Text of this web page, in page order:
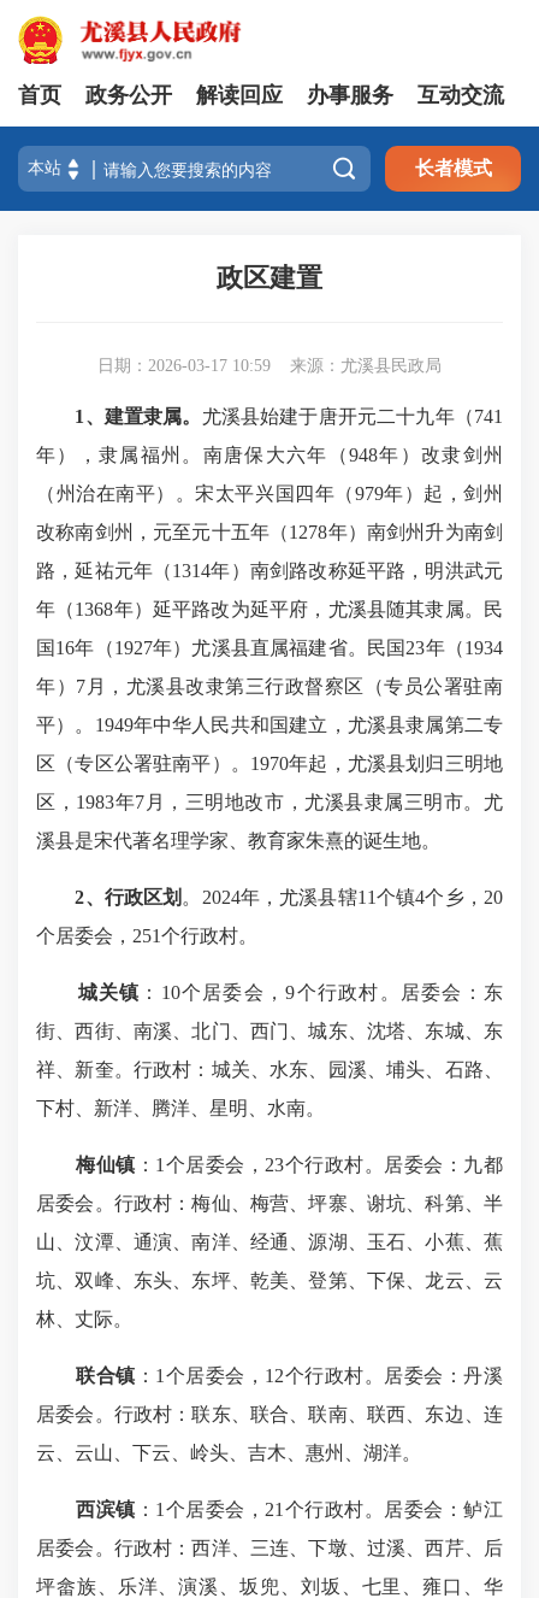
首页 政务公开 解读回应 办事服务 互动交流
 长者模式
政区建置
日期：2026-03-17 10:59 来源：尤溪县民政局
1、建置隶属。 尤溪县始建于唐开元二十九年（741
年），隶属福州。南唐保大六年（948年）改隶剑州
（州治在南平）。宋太平兴国四年（979年）起，剑州
改称南剑州，元至元十五年（1278年）南剑州升为南剑
路，延祐元年（1314年）南剑路改称延平路，明洪武元
年（1368年）延平路改为延平府，尤溪县随其隶属。民
国16年（1927年）尤溪县直属福建省。民国23年（1934
年）7月，尤溪县改隶第三行政督察区（专员公署驻南
平）。1949年中华人民共和国建立，尤溪县隶属第二专
区（专区公署驻南平）。1970年起，尤溪县划归三明地
区，1983年7月，三明地改市，尤溪县隶属三明市。尤
溪县是宋代著名理学家、教育家朱熹的诞生地。
2、行政区划 。2024年，尤溪县辖11个镇4个乡，20
个居委会，251个行政村。
城关镇 ：10个居委会，9个行政村。居委会：东
街、西街、南溪、北门、西门、城东、沈塔、东城、东
祥、新奎。行政村：城关、水东、园溪、埔头、石路、
下村、新洋、腾洋、星明、水南。
梅仙镇 ：1个居委会，23个行政村。居委会：九都
居委会。行政村：梅仙、梅营、坪寨、谢坑、科第、半
山、汶潭、通演、南洋、经通、源湖、玉石、小蕉、蕉
坑、双峰、东头、东坪、乾美、登第、下保、龙云、云
林、丈际。
联合镇 ：1个居委会，12个行政村。居委会：丹溪
居委会。行政村：联东、联合、联南、联西、东边、连
云、云山、下云、岭头、吉木、惠州、湖洋。
西滨镇 ：1个居委会，21个行政村。居委会：鲈江
居委会。行政村：西洋、三连、下墩、过溪、西芹、后
坪畲族、乐洋、演溪、坂兜、刘坂、七里、雍口、华